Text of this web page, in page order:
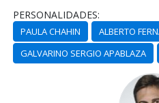
PERSONALIDADES:
PAULA CHAHIN
ALBERTO
GALVARINO SERGIO APABLAZA